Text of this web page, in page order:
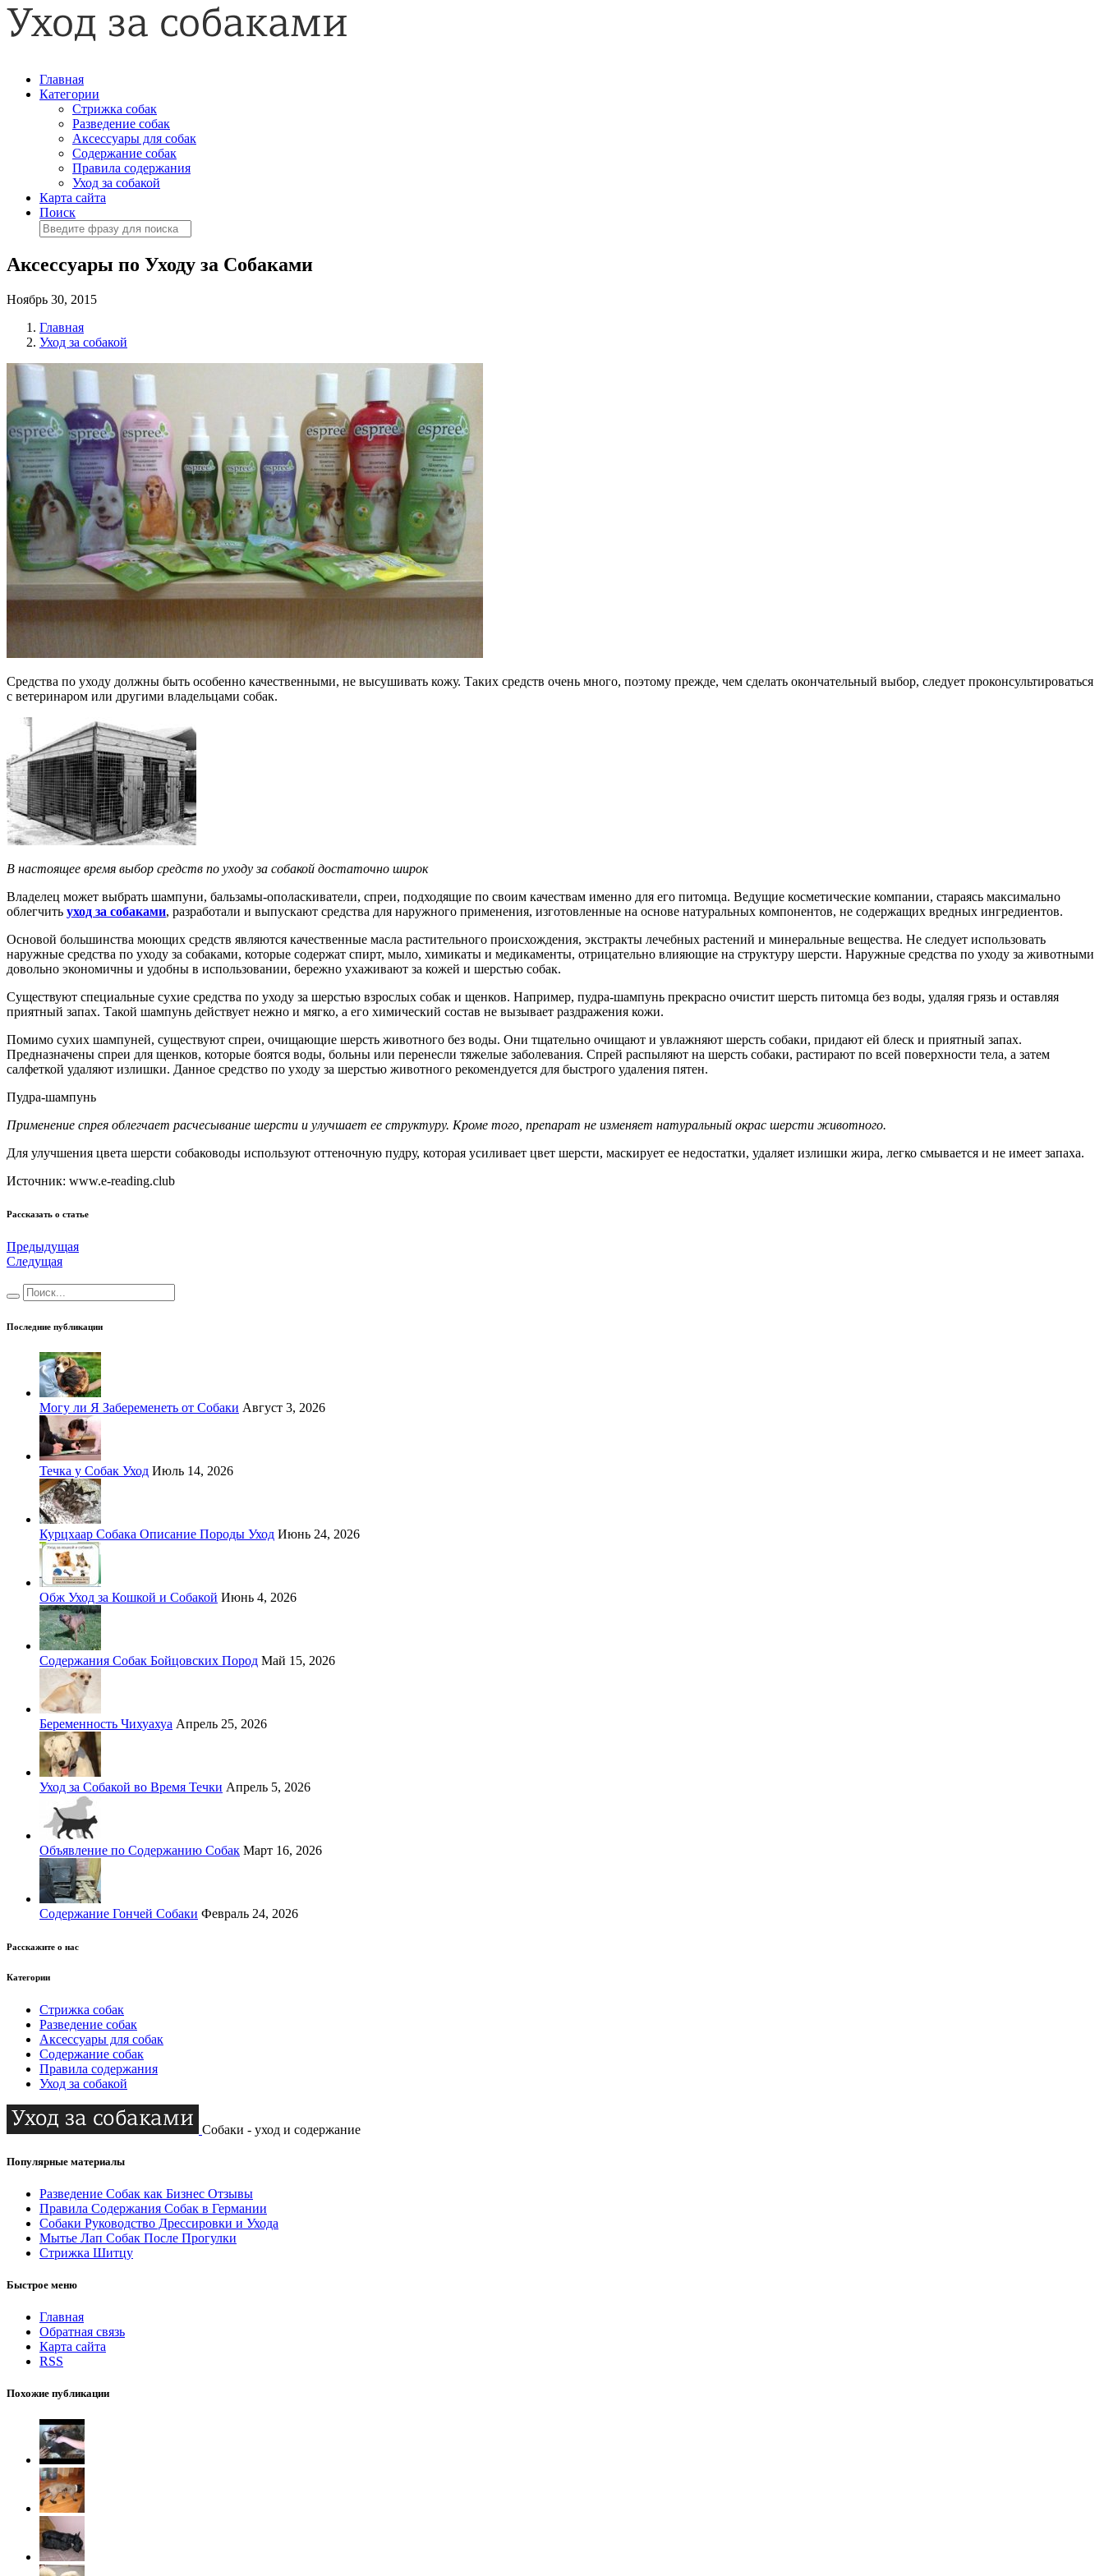
Главная
Категории
Стрижка собак
Разведение собак
Аксессуары для собак
Содержание собак
Правила содержания
Уход за собакой
Карта сайта
Поиск
Аксессуары по Уходу за Собаками
Ноябрь 30, 2015
Главная
Уход за собакой
Средства по уходу должны быть особенно качественными, не высушивать кожу. Таких средств очень много, поэтому прежде, чем сделать окончательный выбор, следует проконсультироваться
с ветеринаром или другими владельцами собак.
В настоящее время выбор средств по уходу за собакой достаточно широк
Владелец может выбрать шампуни, бальзамы-ополаскиватели, спреи, подходящие по своим качествам именно для его питомца. Ведущие косметические компании, стараясь максимально
облегчить уход за собаками, разработали и выпускают средства для наружного применения, изготовленные на основе натуральных компонентов, не содержащих вредных ингредиентов.
Основой большинства моющих средств являются качественные масла растительного происхождения, экстракты лечебных растений и минеральные вещества. Не следует использовать
наружные средства по уходу за собаками, которые содержат спирт, мыло, химикаты и медикаменты, отрицательно влияющие на структуру шерсти. Наружные средства по уходу за животными
довольно экономичны и удобны в использовании, бережно ухаживают за кожей и шерстью собак.
Существуют специальные сухие средства по уходу за шерстью взрослых собак и щенков. Например, пудра-шампунь прекрасно очистит шерсть питомца без воды, удаляя грязь и оставляя
приятный запах. Такой шампунь действует нежно и мягко, а его химический состав не вызывает раздражения кожи.
Помимо сухих шампуней, существуют спреи, очищающие шерсть животного без воды. Они тщательно очищают и увлажняют шерсть собаки, придают ей блеск и приятный запах.
Предназначены спреи для щенков, которые боятся воды, больны или перенесли тяжелые заболевания. Спрей распыляют на шерсть собаки, растирают по всей поверхности тела, а затем
салфеткой удаляют излишки. Данное средство по уходу за шерстью животного рекомендуется для быстрого удаления пятен.
Пудра-шампунь
Применение спрея облегчает расчесывание шерсти и улучшает ее структуру. Кроме того, препарат не изменяет натуральный окрас шерсти животного.
Для улучшения цвета шерсти собаководы используют оттеночную пудру, которая усиливает цвет шерсти, маскирует ее недостатки, удаляет излишки жира, легко смывается и не имеет запаха.
Источник: www.e-reading.club
Рассказать о статье
Предыдущая
Следущая
Последние публикации
Могу ли Я Забеременеть от Собаки Август 3, 2026
Течка у Собак Уход Июль 14, 2026
Курцхаар Собака Описание Породы Уход Июнь 24, 2026
Обж Уход за Кошкой и Собакой Июнь 4, 2026
Содержания Собак Бойцовских Пород Май 15, 2026
Беременность Чихуахуа Апрель 25, 2026
Уход за Собакой во Время Течки Апрель 5, 2026
Объявление по Содержанию Собак Март 16, 2026
Содержание Гончей Собаки Февраль 24, 2026
Расскажите о нас
Категории
Стрижка собак
Разведение собак
Аксессуары для собак
Содержание собак
Правила содержания
Уход за собакой
Собаки - уход и содержание
Популярные материалы
Разведение Собак как Бизнес Отзывы
Правила Содержания Собак в Германии
Собаки Руководство Дрессировки и Ухода
Мытье Лап Собак После Прогулки
Стрижка Шитцу
Быстрое меню
Главная
Обратная связь
Карта сайта
RSS
Похожие публикации